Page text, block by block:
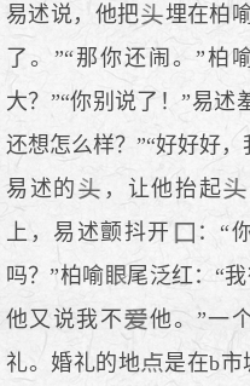
易述说，他把
埋在柏
了。”“那你还闹。”柏
大？”“你别说了！”易述
还想怎么样？”“好好好
易述的
，让他抬起
上，易述颤抖开
：“
吗？”柏喻
尾泛红：“
他又说我不
他。”一
礼。婚礼的地
是在b市